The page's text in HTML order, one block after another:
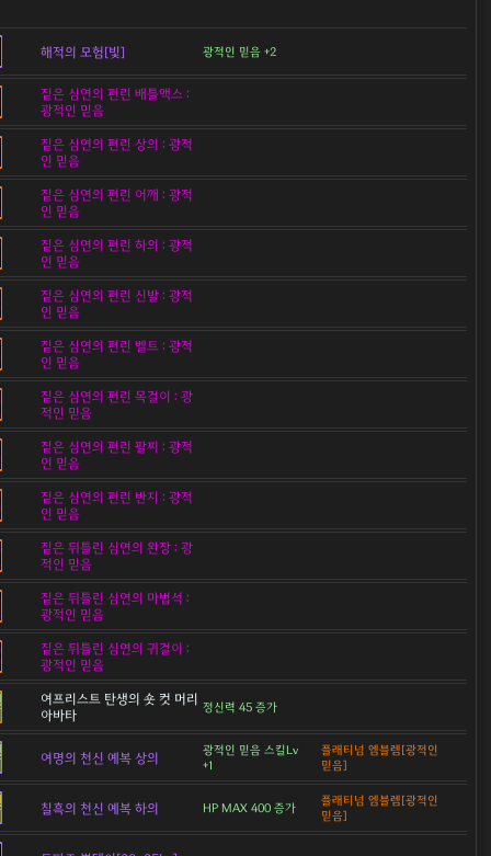
해적의 모험[빛] 광적인 믿음 +2
짙은 심연의 편린 배틀액스 :
광적인 믿음
짙은 심연의 편린 상의 : 광적
인 믿음
짙은 심연의 편린 어깨 : 광적
인 믿음
짙은 심연의 편린 하의 : 광적
인 믿음
짙은 심연의 편린 신발 : 광적
인 믿음
짙은 심연의 편린 벨트 : 광적
인 믿음
짙은 심연의 편린 목걸이 : 광
적인 믿음
짙은 심연의 편린 팔찌 : 광적
인 믿음
짙은 심연의 편린 반지 : 광적
인 믿음
짙은 뒤틀린 심연의 완장 : 광
적인 믿음
짙은 뒤틀린 심연의 마법석 :
광적인 믿음
짙은 뒤틀린 심연의 귀걸이 :
광적인 믿음
여프리스트 탄생의 숏 컷 머리
아바타
정신력 45 증가
여명의 천신 예복 상의
광적인 믿음 스킬Lv
+1
플래티넘 엠블렘[광적인
믿음]
칠흑의 천신 예복 하의 HP MAX 400 증가
플래티넘 엠블렘[광적인
믿음]